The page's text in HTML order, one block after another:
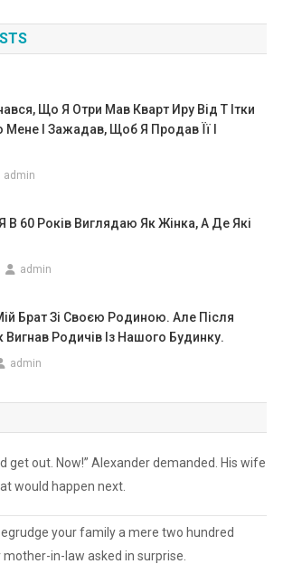
Що Я Отри Мав Кварт Иру Від Т Ітки
І Зажадав, Щоб Я Продав Її І
admin
В 60 Років Виглядаю Як Жінка, А Де Які
admin
Брат Зі Своєю Родиною. Але Після
Вигнав Родичів Із Нашого Будинку.
admin
get out. Now!” Alexander demanded. His wife
would happen next.
your family a mere two hundred
mother-in-law asked in surprise.